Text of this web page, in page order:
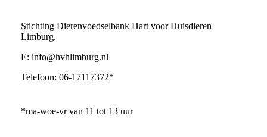
Stichting Dierenvoedselbank Hart voor Huisdieren
Limburg.
E: info@hvhlimburg.nl
Telefoon: 06-17117372*
*ma-woe-vr van 11 tot 13 uur